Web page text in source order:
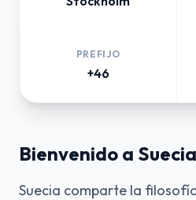
PREFIJO
+46
Bienvenido a Suecia
Suecia comparte la